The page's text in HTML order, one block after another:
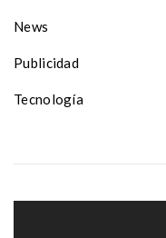
News
Publicidad
Tecnología